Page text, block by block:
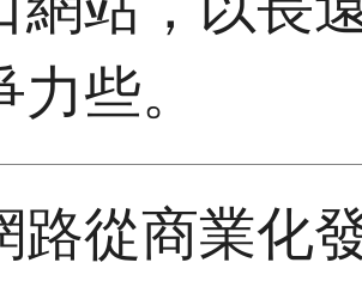
些。
路從商業化